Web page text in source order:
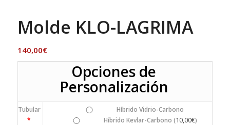
Molde KLO-LAGRIMA
140,00€
Opciones de
Personalización
Tubular
*
Híbrido Vidrio-Carbono
Híbrido Kevlar-Carbono (10,00€)